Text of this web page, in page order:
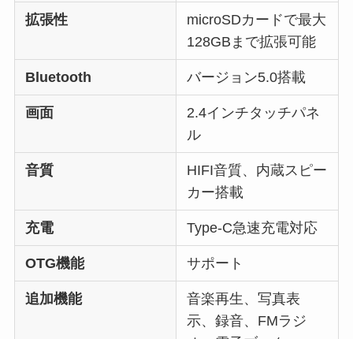
拡張性
microSDカードで最大
128GBまで拡張可能
Bluetooth バージョン5.0搭載
画面
2.4インチタッチパネ
ル
音質
HIFI音質、内蔵スピー
カー搭載
充電 Type-C急速充電対応
OTG機能 サポート
追加機能
音楽再生、写真表
示、録音、FMラジ